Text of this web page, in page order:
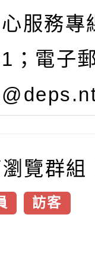
心服務專
1；電子
覽群組
訪客